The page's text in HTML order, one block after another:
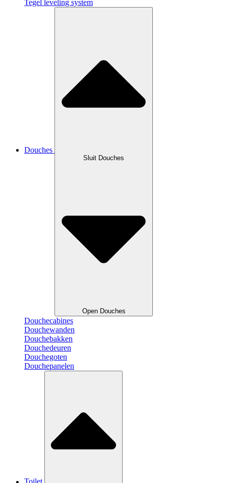
Tegel leveling system
Douches
Sluit Douches
Open Douches
Douchecabines
Douchewanden
Douchebakken
Douchedeuren
Douchegoten
Douchepanelen